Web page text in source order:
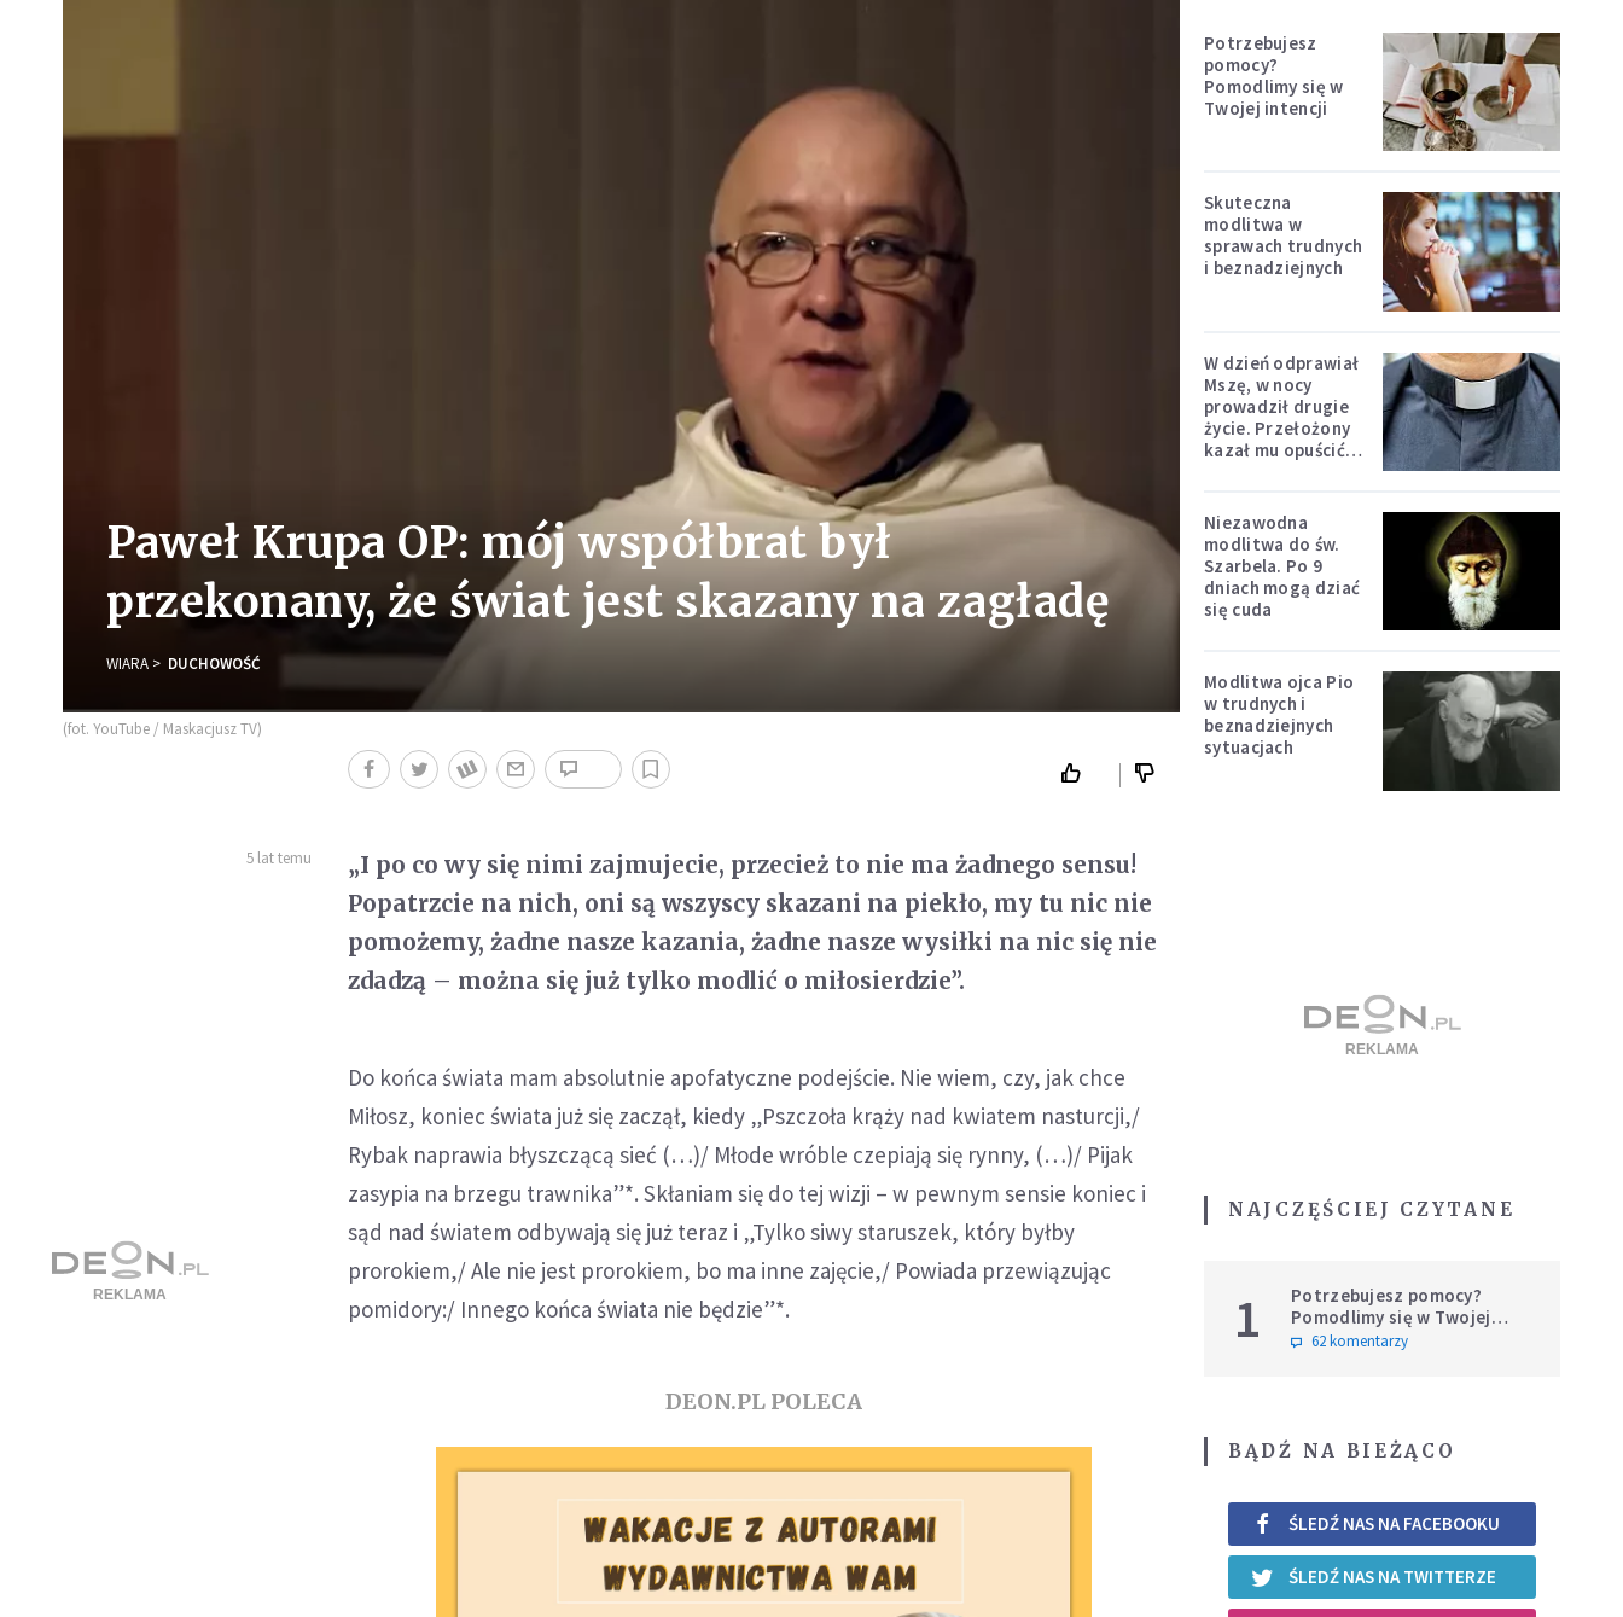
Paweł Krupa OP: mój współbrat był
przekonany, że świat jest skazany na zagładę
WIARA DUCHOWOŚĆ
(fot. YouTube / Maskacjusz TV)
5 lat temu
„I po co wy się nimi zajmujecie, przecież to nie ma żadnego sensu!
Popatrzcie na nich, oni są wszyscy skazani na piekło, my tu nic nie
pomożemy, żadne nasze kazania, żadne nasze wysiłki na nic się nie
zdadzą – można się już tylko modlić o miłosierdzie”.
Do końca świata mam absolutnie apofatyczne podejście. Nie wiem, czy, jak chce
Miłosz, koniec świata już się zaczął, kiedy „Pszczoła krąży nad kwiatem nasturcji,/
Rybak naprawia błyszczącą sieć (…)/ Młode wróble czepiają się rynny, (…)/ Pijak
zasypia na brzegu trawnika”*. Skłaniam się do tej wizji – w pewnym sensie koniec i
sąd nad światem odbywają się już teraz i „Tylko siwy staruszek, który byłby
prorokiem,/ Ale nie jest prorokiem, bo ma inne zajęcie,/ Powiada przewiązując
pomidory:/ Innego końca świata nie będzie”*.
DEON.PL POLECA
Potrzebujesz
pomocy?
Pomodlimy się w
Twojej intencji
Skuteczna
modlitwa w
sprawach trudnych
i beznadziejnych
W dzień odprawiał
Mszę, w nocy
prowadził drugie
życie. Przełożony
kazał mu opuścić
Niezawodna
modlitwa do św.
Szarbela. Po 9
dniach mogą dziać
się cuda
Modlitwa ojca Pio
w trudnych i
beznadziejnych
sytuacjach
NAJCZĘŚCIEJ CZYTANE
1
Potrzebujesz pomocy?
Pomodlimy się w Twojej
intencji
62 komentarzy
BĄDŹ NA BIEŻĄCO
ŚLEDŹ NAS NA FACEBOOKU
ŚLEDŹ NAS NA TWITTERZE